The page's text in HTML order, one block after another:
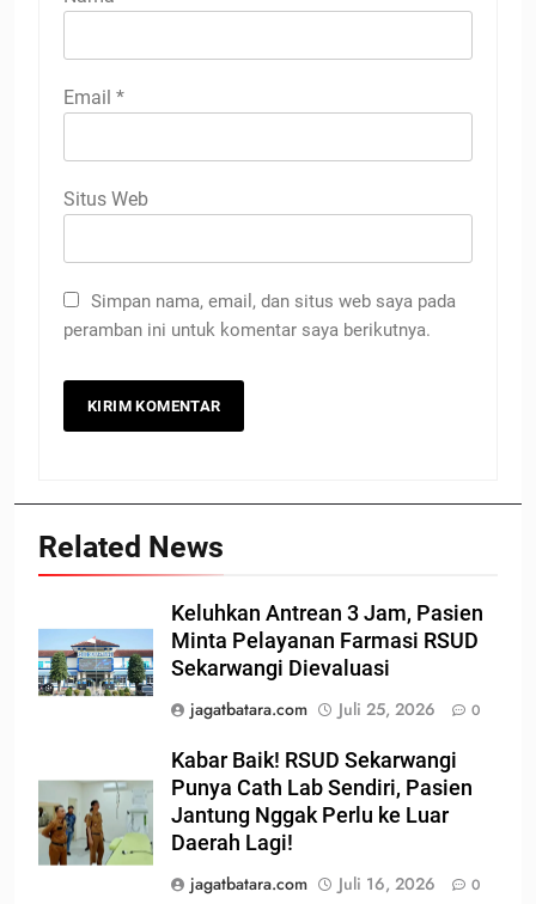
Email *
Situs Web
Simpan nama, email, dan situs web saya pada
peramban ini untuk komentar saya berikutnya.
Related News
Keluhkan Antrean 3 Jam, Pasien
Minta Pelayanan Farmasi RSUD
Sekarwangi Dievaluasi
jagatbatara.com
Juli 25, 2026 0
Kabar Baik! RSUD Sekarwangi
Punya Cath Lab Sendiri, Pasien
Jantung Nggak Perlu ke Luar
Daerah Lagi!
jagatbatara.com
Juli 16, 2026 0